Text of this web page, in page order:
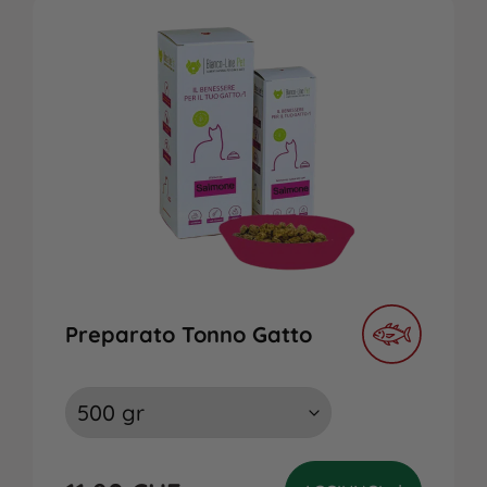
Preparato Tonno Gatto